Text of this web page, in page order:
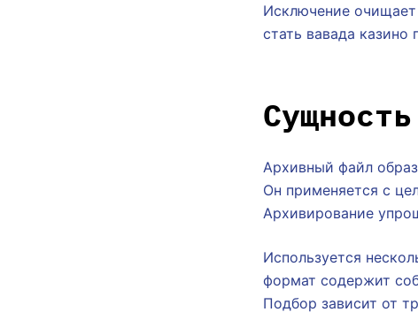
Исключение очищает
стать вавада казино
Архивный файл
Он применяется с
Архивирование
Используется
формат содержит
Подбор зависит от